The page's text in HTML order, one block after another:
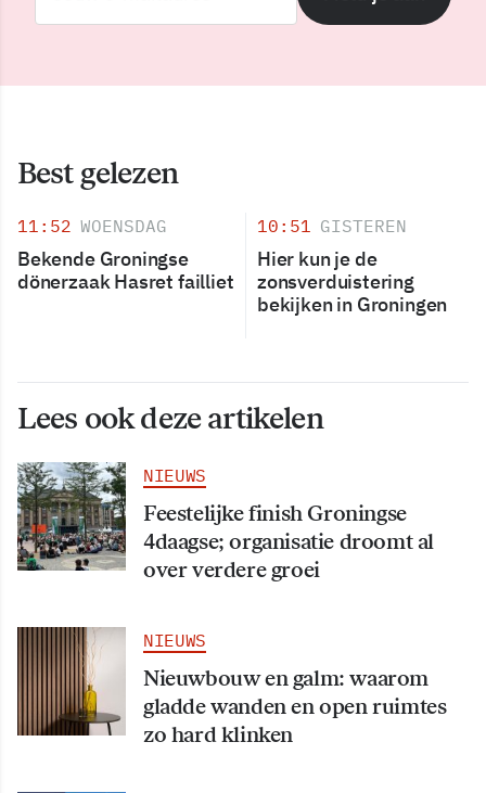
Best gelezen
11:52 WOENSDAG
Bekende Groningse
dönerzaak Hasret failliet
10:51 GISTEREN
Hier kun je de
zonsverduistering
bekijken in Groningen
Lees ook deze artikelen
NIEUWS
Feestelijke finish Groningse
4daagse; organisatie droomt al
over verdere groei
NIEUWS
Nieuwbouw en galm: waarom
gladde wanden en open ruimtes
zo hard klinken